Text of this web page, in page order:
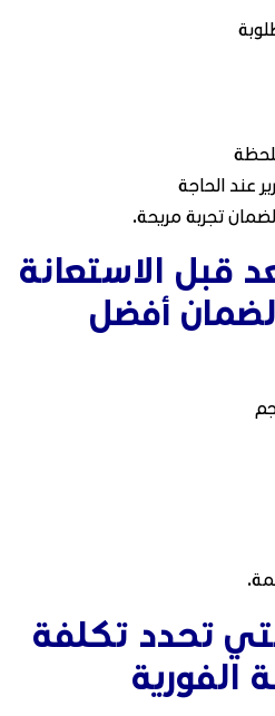
عند الحاجة
تجربة مريحة.
قبل الاستعانة
أفضل
تحدد تكلفة
الفورية